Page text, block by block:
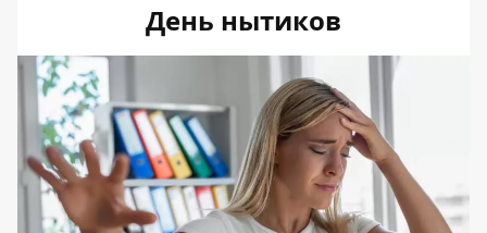
День нытиков